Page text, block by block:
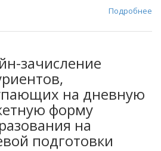
Подробнее
зачисление
на дневную
форму
на
подготовки